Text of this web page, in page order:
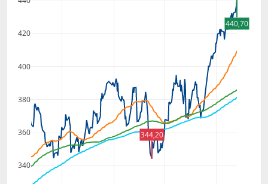
340
360
380
400
420
440,70
344,20